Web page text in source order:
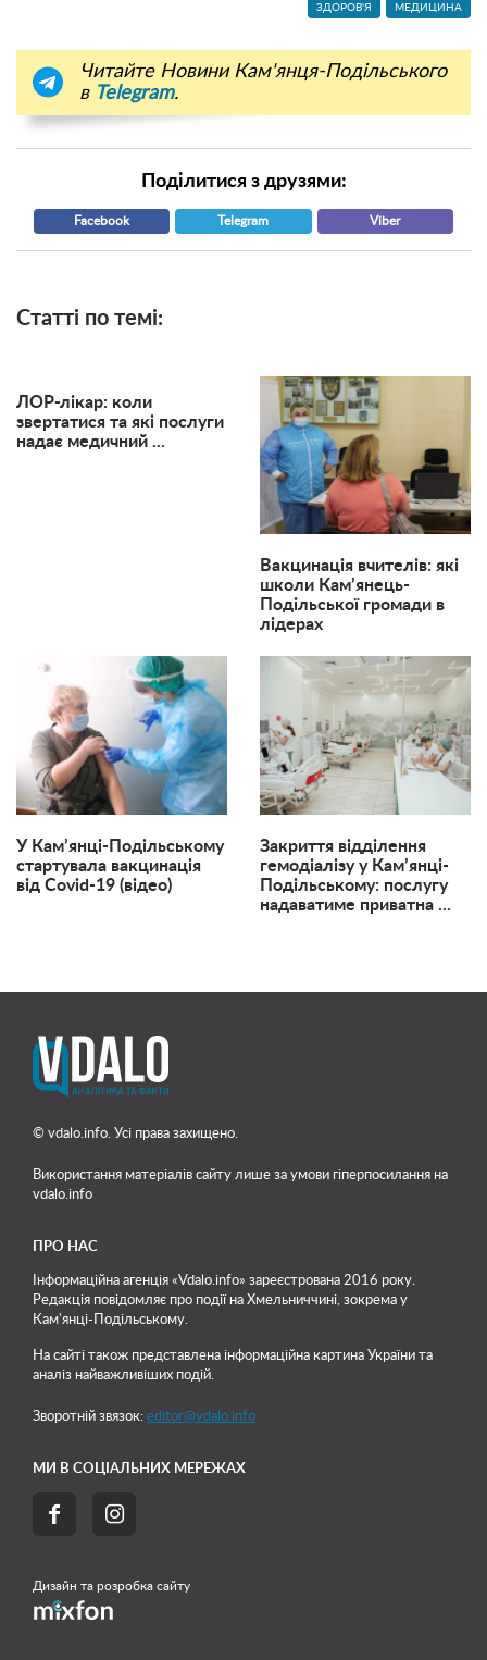
ЗДОРОВ'Я МЕДИЦИНА
Читайте Новини Кам'янця-Подільського
в Telegram.
Поділитися з друзями:
Facebook Telegram Viber
Статті по темі:
ЛОР-лікар: коли
звертатися та які послуги
надає медичний ...
Вакцинація вчителів: які
школи Кам’янець-
Подільської громади в
лідерах
У Кам’янці-Подільському
стартувала вакцинація
від Covid-19 (відео)
Закриття відділення
гемодіалізу у Кам’янці-
Подільському: послугу
надаватиме приватна ...
© vdalo.info. Усі права захищено.
Використання матеріалів сайту лише за умови гіперпосилання на
vdalo.info
ПРО НАС
Інформаційна агенція «Vdalo.info» зареєстрована 2016 року.
Редакція повідомляє про події на Хмельниччині, зокрема у
Кам'янці-Подільському.
На сайті також представлена інформаційна картина України та
аналіз найважливіших подій.
Зворотній звязок: editor@vdalo.info
МИ В СОЦІАЛЬНИХ МЕРЕЖАХ
 
Дизайн та розробка сайту